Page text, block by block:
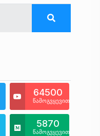
64500
წამოგვყევით
5870
წამოგვყევით